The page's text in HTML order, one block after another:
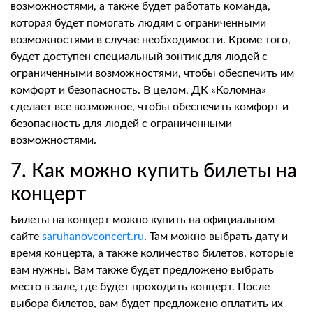
возможностями, а также будет работать команда,
которая будет помогать людям с ограниченными
возможностями в случае необходимости. Кроме того,
будет доступен специальный зонтик для людей с
ограниченными возможностями, чтобы обеспечить им
комфорт и безопасность. В целом, ДК «Коломна»
сделает все возможное, чтобы обеспечить комфорт и
безопасность для людей с ограниченными
возможностями.
7. Как можно купить билеты на
концерт
Билеты на концерт можно купить на официальном
сайте saruhanovconcert.ru. Там можно выбрать дату и
время концерта, а также количество билетов, которые
вам нужны. Вам также будет предложено выбрать
место в зале, где будет проходить концерт. После
выбора билетов, вам будет предложено оплатить их